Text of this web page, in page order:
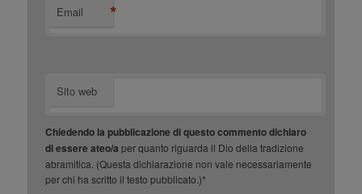
Email *
Sito web
Chiedendo la pubblicazione di questo commento dichiaro
di essere ateo/a per quanto riguarda il Dio della tradizione
abramitica. (Questa dichiarazione non vale necessariamente
per chi ha scritto il testo pubblicato.)*